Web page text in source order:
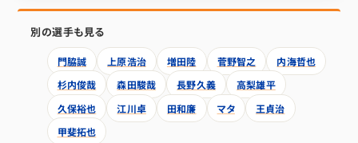
別の選手も見る
門脇誠 上原浩治 増田陸 菅野智之
内海哲也
杉内俊哉
森田駿哉 長野久義
高梨雄平
久保裕也
江川卓 田和廉 マタ
王貞治
甲斐拓也